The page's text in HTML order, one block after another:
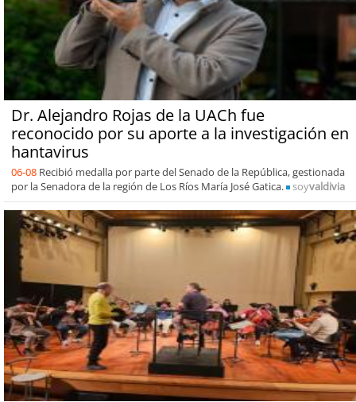
Dr. Alejandro Rojas de la UACh fue
reconocido por su aporte a la investigación en
hantavirus
06-08 Recibió medalla por parte del Senado de la República, gestionada
por la Senadora de la región de Los Ríos María José Gatica.
soyvaldivia